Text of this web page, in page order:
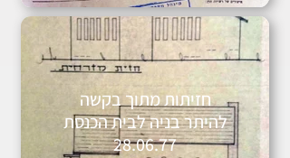
חזיתות מתוך בקשה
להיתר בניה לבית הכנסת
28.06.77